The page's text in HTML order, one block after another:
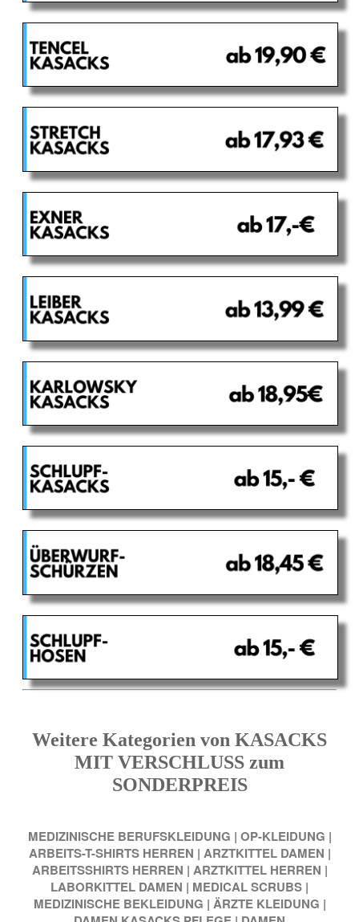
Weitere Kategorien von KASACKS
MIT VERSCHLUSS zum
SONDERPREIS
MEDIZINISCHE BERUFSKLEIDUNG | OP-KLEIDUNG |
ARBEITS-T-SHIRTS HERREN | ARZTKITTEL DAMEN |
ARBEITSSHIRTS HERREN | ARZTKITTEL HERREN |
LABORKITTEL DAMEN | MEDICAL SCRUBS |
MEDIZINISCHE BEKLEIDUNG | ÄRZTE KLEIDUNG |